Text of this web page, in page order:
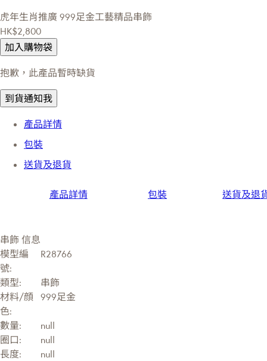
虎年生肖推廣 999足金工藝精品串飾
HK$2,800
加入購物袋
抱歉，此產品暫時缺貨
到貨通知我
產品詳情
包裝
送貨及退貨
產品詳情 包裝 送貨及退
串飾 信息
模型編
號:
R28766
類型:
串飾
材料/顔
色:
999足金
數量:
null
圈口:
null
長度:
null